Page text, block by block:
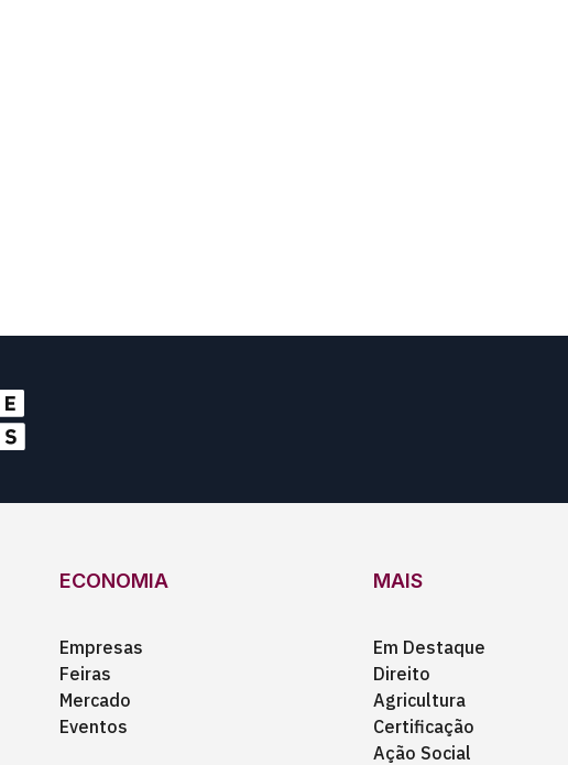
ECONOMIA
Empresas
Feiras
Mercado
Eventos
MAIS
Em Destaque
Direito
Agricultura
Certificação
Ação Social